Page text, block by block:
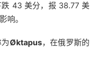
跌 43 美分，报 38.77 美
响。
Øktapus，在俄罗斯的